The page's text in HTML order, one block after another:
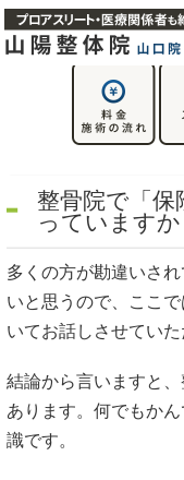
整骨院で「保
っていますか
多くの方が勘違いさ
いと思うので、ここ
いてお話しさせていた
結論から言いますと
あります。何でもか
識です。